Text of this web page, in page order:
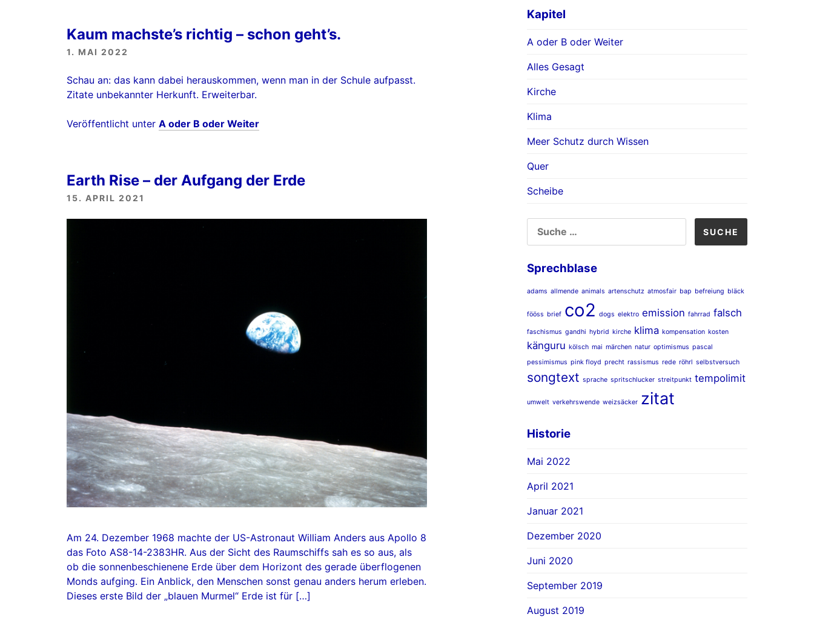
Kaum machste’s richtig – schon geht’s.
1. MAI 2022
Schau an: das kann dabei herauskommen, wenn man in der Schule aufpasst.
Zitate unbekannter Herkunft. Erweiterbar.
Veröffentlicht unter A oder B oder Weiter
Earth Rise – der Aufgang der Erde
15. APRIL 2021
Am 24. Dezember 1968 machte der US-Astronaut William Anders aus Apollo 8
das Foto AS8-14-2383HR. Aus der Sicht des Raumschiffs sah es so aus, als
ob die sonnenbeschienene Erde über dem Horizont des gerade überflogenen
Monds aufging. Ein Anblick, den Menschen sonst genau anders herum erleben.
Dieses erste Bild der „blauen Murmel“ Erde ist für […]
Kapitel
A oder B oder Weiter
Alles Gesagt
Kirche
Klima
Meer Schutz durch Wissen
Quer
Scheibe
NACH:
Sprechblase
adams allmende animals artenschutz atmosfair bap befreiung bläck
fööss brief co2 dogs elektro emission fahrrad falsch
faschismus gandhi hybrid kirche klima kompensation kosten
känguru kölsch mai märchen natur optimismus pascal
pessimismus pink floyd precht rassismus rede röhrl selbstversuch
songtext sprache spritschlucker streitpunkt tempolimit
umwelt verkehrswende weizsäcker zitat
Historie
Mai 2022
April 2021
Januar 2021
Dezember 2020
Juni 2020
September 2019
August 2019